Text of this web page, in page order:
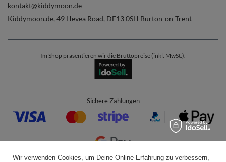
kontakt@kiddymoon.de
Kiddymoon.de, 49 Hevea Road, DE13 0SH Burton-on-Trent
Im Shop präsentieren wir die Bruttopreise (inkl. MwSt.).
Sichere Zahlungen
Wir verwenden Cookies, um Deine Online-Erfahrung zu verbessern,